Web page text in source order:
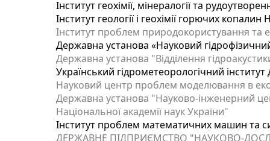
Інститут геохімії, мінералогії та
Інститут геології і геохімії горючих
Інститут проблем природокористування та
Державна установа «Науковий
Державна установа "Відділення
Український гідрометеорологічний
Науковий центр проблем моделювання в
Державна установа "Науково-інженерний
Національної академії наук України"
Інститут проблем математичних машин та
ДЕРЖАВНЕ ПІДПРИЄМСТВО "НАУКОВО-